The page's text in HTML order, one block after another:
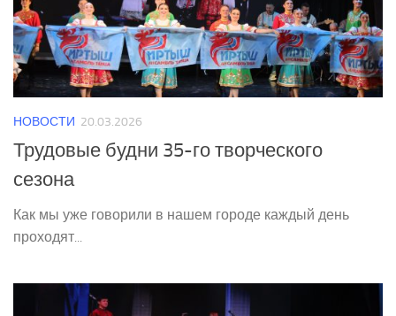
НОВОСТИ 20.03.2026
Трудовые будни 35-го творческого
сезона
Как мы уже говорили в нашем городе каждый день
проходят...